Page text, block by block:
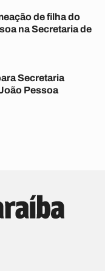
de filha do
na Secretaria de
Secretaria
Pessoa